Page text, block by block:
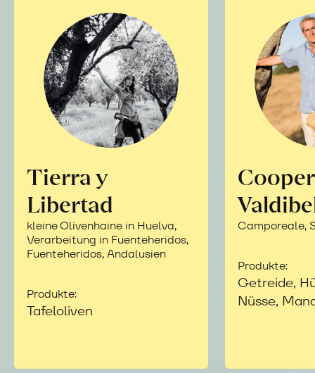
Tierra y
Libertad
kleine Olivenhaine in Huelva,
Verarbeitung in Fuenteheridos,
Fuenteheridos, Andalusien
Produkte:
Tafeloliven
Camporeale,
Produkte:
Getreide,
Nüsse,